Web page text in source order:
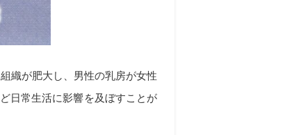
織が肥大し、男性の乳房が女性
日常生活に影響を及ぼすことが